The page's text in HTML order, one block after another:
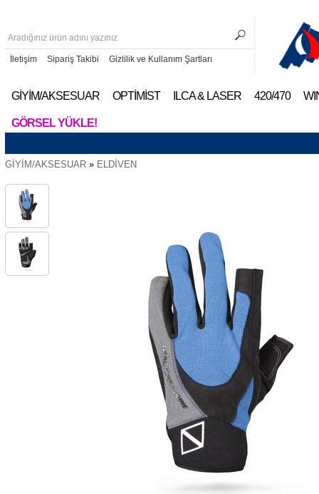
İletişim Sipariş Takibi Gizlilik ve Kullanım Şartları
GİYİM/AKSESUAR OPTİMİST ILCA & LASER 420/470
GÖRSEL YÜKLE!
GİYİM/AKSESUAR » ELDİVEN